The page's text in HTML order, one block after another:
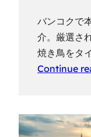
バンコクで
介。厳選さ
焼き鳥をタ
Continue